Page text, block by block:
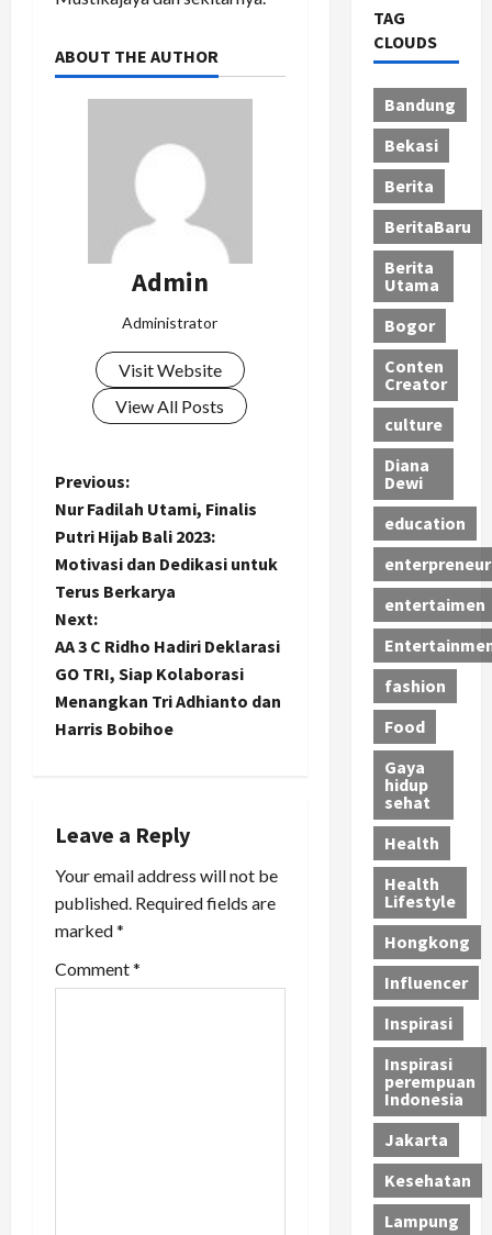
ABOUT THE AUTHOR
Admin
Administrator
Visit Website
View All Posts
P
o
s
t
n
a
a
t
i
Previous:
Nur Fadilah Utami, Finalis
Putri Hijab Bali 2023:
Motivasi dan Dedikasi untuk
Terus Berkarya
Next:
AA 3 C Ridho Hadiri Deklarasi
GO TRI, Siap Kolaborasi
Menangkan Tri Adhianto dan
Harris Bobihoe
Leave a Reply
Your email address will not be
published. Required fields are
marked*
Comment*
TAG
CLOUDS
Bandung
Bekasi
Berita
BeritaBaru
Berita
Utama
Bogor
Conten
Creator
culture
Diana
Dewi
education
enterpreneur
entertaimen
fashion
Food
Gaya
hidup
sehat
Health
Health
Lifestyle
Hongkong
Influencer
Inspirasi
Inspirasi
perempuan
Indonesia
Jakarta
Kesehatan
Lampung